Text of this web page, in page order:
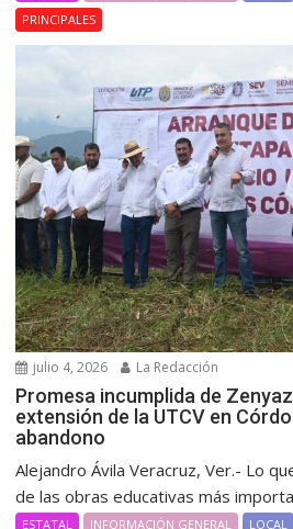
PRINCIPALES
julio 4, 2026 La Redacción
Promesa incumplida de
extensión de la UTCV en
abandono
Alejandro Ávila Veracruz, Ver.- Lo
de las obras educativas más
ESTATAL INFORMACIÓN GENERAL LOCAL